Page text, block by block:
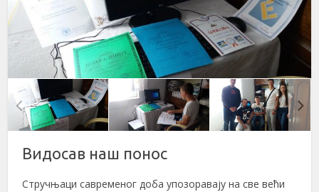
Видосав наш понос
Стручњаци савременог доба упозоравају на све већи